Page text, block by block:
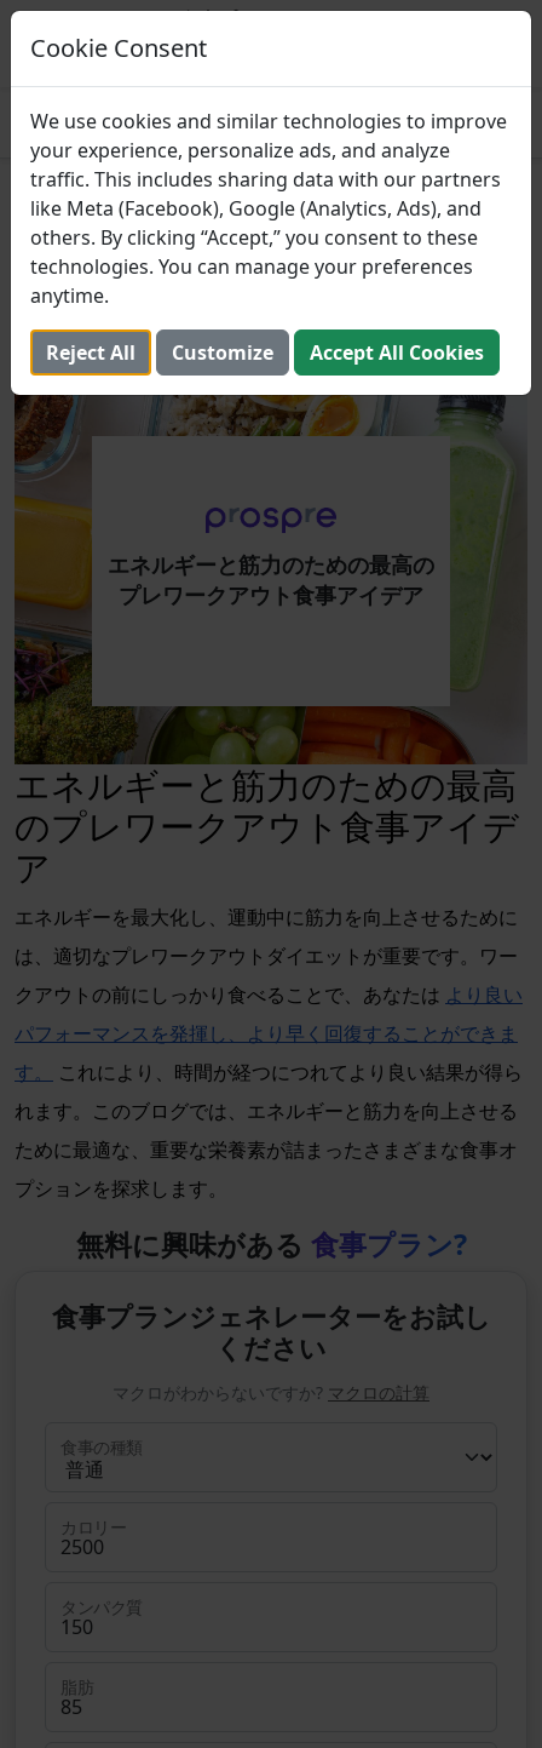
Prospre: 食事プランナー
マクロに基づいた食事計画
エネルギーと筋力のための最高
のプレワークアウト食事アイデ
ア
2025年2月18日 （更新しました： 2025年8月2日）
エネルギーと筋力のための最高の
プレワークアウト食事アイデア
エネルギーと筋力のための最高
のプレワークアウト食事アイデ
ア
エネルギーを最大化し、運動中に筋力を向上させるために
は、適切なプレワークアウトダイエットが重要です。ワー
クアウトの前にしっかり食べることで、あなたは より良い
パフォーマンスを発揮し、より早く回復することができま
す。
これにより、時間が経つにつれてより良い結果が得ら
れます。このブログでは、エネルギーと筋力を向上させる
ために最適な、重要な栄養素が詰まったさまざまな食事オ
プションを探求します。
無料に興味がある 食事プラン?
食事プランジェネレーターをお試し
ください
マクロがわからないですか? マクロの計算
食事の種類
カロリー
タンパク質
脂肪
Cookie Consent
We use cookies and similar technologies to improve
your experience, personalize ads, and analyze
traffic. This includes sharing data with our partners
like Meta (Facebook), Google (Analytics, Ads), and
others. By clicking “Accept,” you consent to these
technologies. You can manage your preferences
anytime.
Reject All Customize Accept All Cookies